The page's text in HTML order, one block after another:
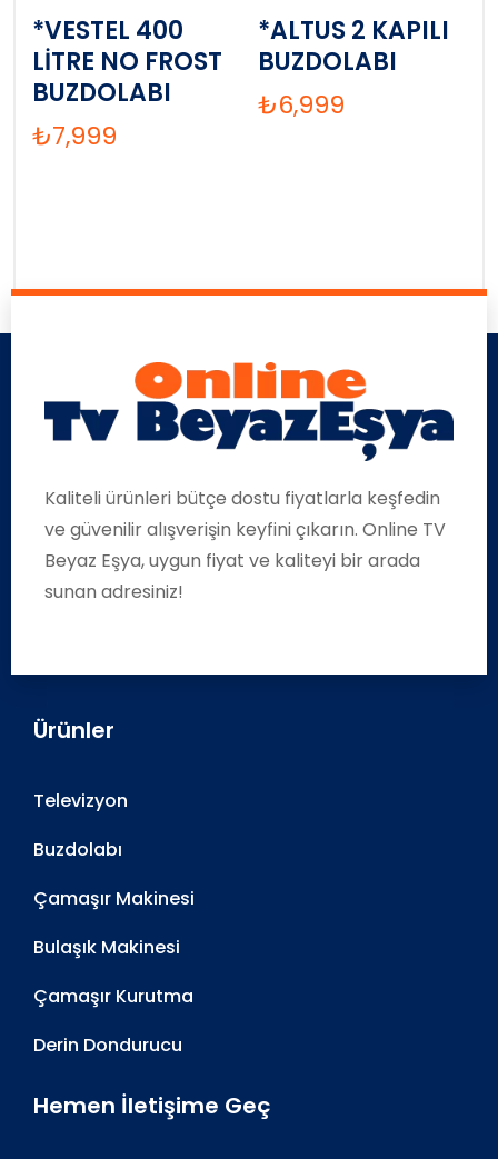
*VESTEL 400
LİTRE NO FROST
BUZDOLABI
₺7,999
*ALTUS 2 KAPILI
BUZDOLABI
₺6,999
Kaliteli ürünleri bütçe dostu fiyatlarla keşfedin
ve güvenilir alışverişin keyfini çıkarın. Online TV
Beyaz Eşya, uygun fiyat ve kaliteyi bir arada
sunan adresiniz!
Ürünler
Televizyon
Buzdolabı
Çamaşır Makinesi
Bulaşık Makinesi
Çamaşır Kurutma
Derin Dondurucu
Hemen İletişime Geç